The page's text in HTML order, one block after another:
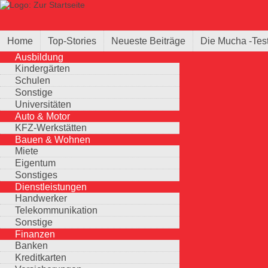
Direkt zum Inhalt
Home Top-Stories Neueste Beiträge
Die Mucha -
Ausbildung
Kindergärten
Schulen
Sonstige
Universitäten
Auto & Motor
KFZ-Werkstätten
Bauen & Wohnen
Miete
Eigentum
Sonstiges
Dienstleistungen
Handwerker
Telekommunikation
Sonstige
Finanzen
Banken
Kreditkarten